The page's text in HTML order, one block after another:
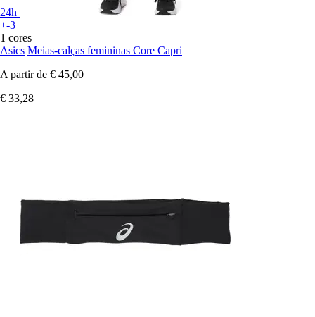
24h
+-3
1 cores
Asics Meias-calças femininas Core Capri
A partir de € 45,00
€ 33,28